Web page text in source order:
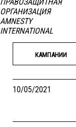
КАМПАНИИ
10/05/2021